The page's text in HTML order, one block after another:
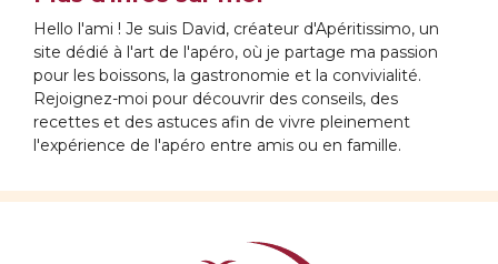
Hello l'ami ! Je suis David, créateur d'Apéritissimo, un
site dédié à l'art de l'apéro, où je partage ma passion
pour les boissons, la gastronomie et la convivialité.
Rejoignez-moi pour découvrir des conseils, des
recettes et des astuces afin de vivre pleinement
l'expérience de l'apéro entre amis ou en famille.